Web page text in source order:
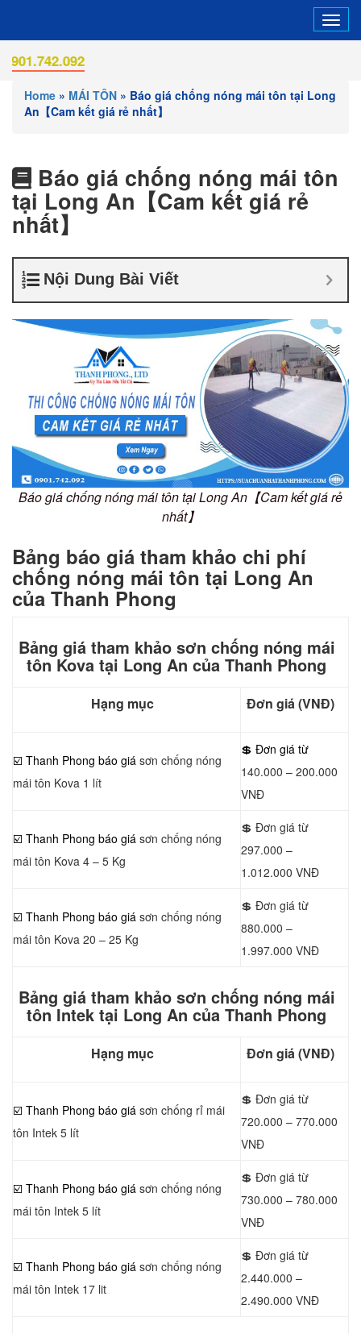
Home » MÁI TÔN » Báo giá chống nóng mái tôn tại Long
An【Cam kết giá rẻ nhất】
Báo giá chống nóng mái tôn
tại Long An【Cam kết giá rẻ
nhất】
Nội Dung Bài Viết
Báo giá chống nóng mái tôn tại Long An【Cam kết giá rẻ
nhất】
Bảng báo giá tham khảo chi phí
chống nóng mái tôn tại Long An
của Thanh Phong
Bảng giá tham khảo sơn chống nóng mái
tôn Kova tại Long An của Thanh Phong
Hạng mục Đơn giá (VNĐ)
☑️ Thanh Phong báo giá sơn chống nóng
mái tôn Kova 1 lít
💲 Đơn giá từ
140.000 – 200.000
VNĐ
☑️ Thanh Phong báo giá sơn chống nóng
mái tôn Kova 4 – 5 Kg
💲 Đơn giá từ
297.000 –
1.012.000 VNĐ
☑️ Thanh Phong báo giá sơn chống nóng
mái tôn Kova 20 – 25 Kg
💲 Đơn giá từ
880.000 –
1.997.000 VNĐ
Bảng giá tham khảo sơn chống nóng mái
tôn Intek tại Long An của Thanh Phong
Hạng mục Đơn giá (VNĐ)
☑️ Thanh Phong báo giá sơn chống rỉ mái
tôn Intek 5 lít
💲 Đơn giá từ
720.000 – 770.000
VNĐ
☑️ Thanh Phong báo giá sơn chống nóng
mái tôn Intek 5 lít
💲 Đơn giá từ
730.000 – 780.000
VNĐ
☑️ Thanh Phong báo giá sơn chống nóng
mái tôn Intek 17 lit
💲 Đơn giá từ
2.440.000 –
2.490.000 VNĐ